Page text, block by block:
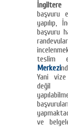
İngiltere
başvuru
yapılıp,
başvuru
teslim
Merkezi
Yani vize
değil
ve